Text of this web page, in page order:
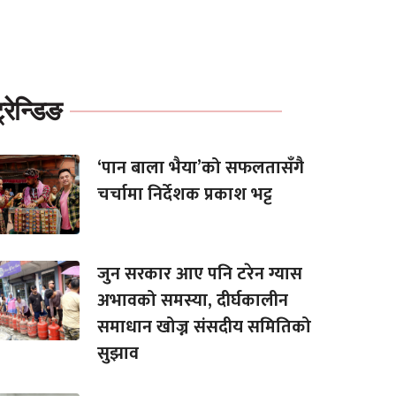
‘पान बाला भैया’को सफलतासँगै
चर्चामा निर्देशक प्रकाश भट्ट
जुन सरकार आए पनि टरेन ग्यास
अभावको समस्या, दीर्घकालीन
समाधान खोज्न संसदीय समितिको
सुझाव